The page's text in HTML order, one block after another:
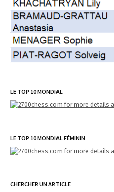
LE TOP 10 MONDIAL
LE TOP 10 MONDIAL FÉMININ
CHERCHER UN ARTICLE